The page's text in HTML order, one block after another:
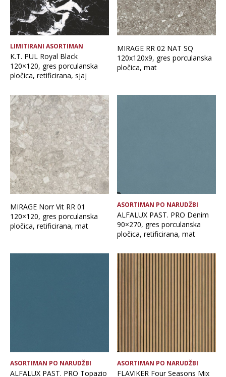
LIMITIRANI ASORTIMAN
K.T. PUL Royal Black
120×120, gres porculanska
pločica, retificirana, sjaj
MIRAGE RR 02 NAT SQ
120x120x9, gres porculanska
pločica, mat
MIRAGE Norr Vit RR 01
120×120, gres porculanska
pločica, retificirana, mat
ASORTIMAN PO NARUDŽBI
ALFALUX PAST. PRO Denim
90×270, gres porculanska
pločica, retificirana, mat
ASORTIMAN PO NARUDŽBI
ALFALUX PAST. PRO Topazio
ASORTIMAN PO NARUDŽBI
FLAVIKER Four Seasons Mix